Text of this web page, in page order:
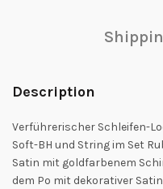
Description
Verführerischer Schleifen-
Soft-BH und String im Set
Satin mit goldfarbenem
dem Po mit dekorativer